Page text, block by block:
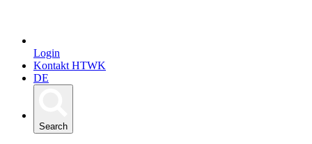
Login
Kontakt HTWK
DE
Search